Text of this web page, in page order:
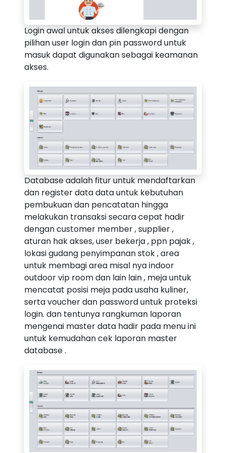
Login awal untuk akses dilengkapi dengan
pilihan user login dan pin password untuk
masuk dapat digunakan sebagai keamanan
akses.
Database adalah fitur untuk mendaftarkan
dan register data data untuk kebutuhan
pembukuan dan pencatatan hingga
melakukan transaksi secara cepat hadir
dengan customer member , supplier ,
aturan hak akses, user bekerja , ppn pajak ,
lokasi gudang penyimpanan stok , area
untuk membagi area misal nya indoor
outdoor vip room dan lain lain , meja untuk
mencatat posisi meja pada usaha kuliner,
serta voucher dan password untuk proteksi
login. dan tentunya rangkuman laporan
mengenai master data hadir pada menu ini
untuk kemudahan cek laporan master
database .